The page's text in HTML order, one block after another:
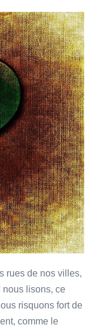
rues de nos villes,
nous lisons, ce
risquons fort de
comme le